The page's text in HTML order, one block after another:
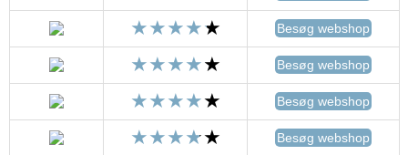
Besøg webshop
Besøg webshop
Besøg webshop
Besøg webshop